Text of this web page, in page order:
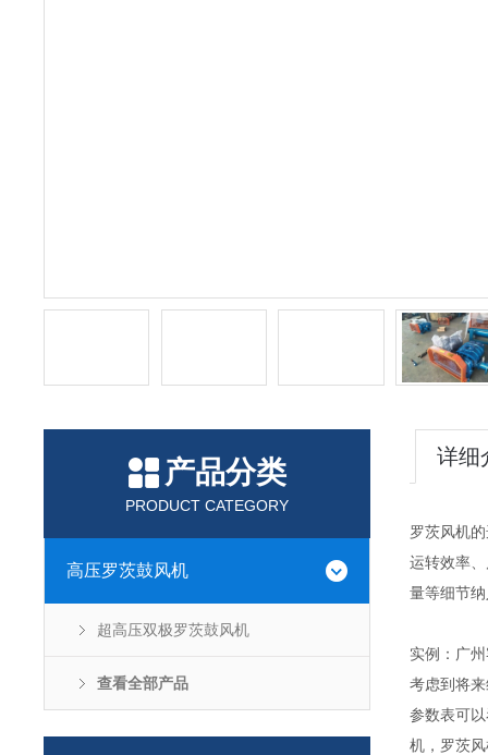
产品分类
PRODUCT CATEGORY
高压罗茨鼓风机
超高压双极罗茨鼓风机
查看全部产品
详细
罗茨风机
运转效率
量等细节
实例：广
考虑到将
参数表可
机，罗茨